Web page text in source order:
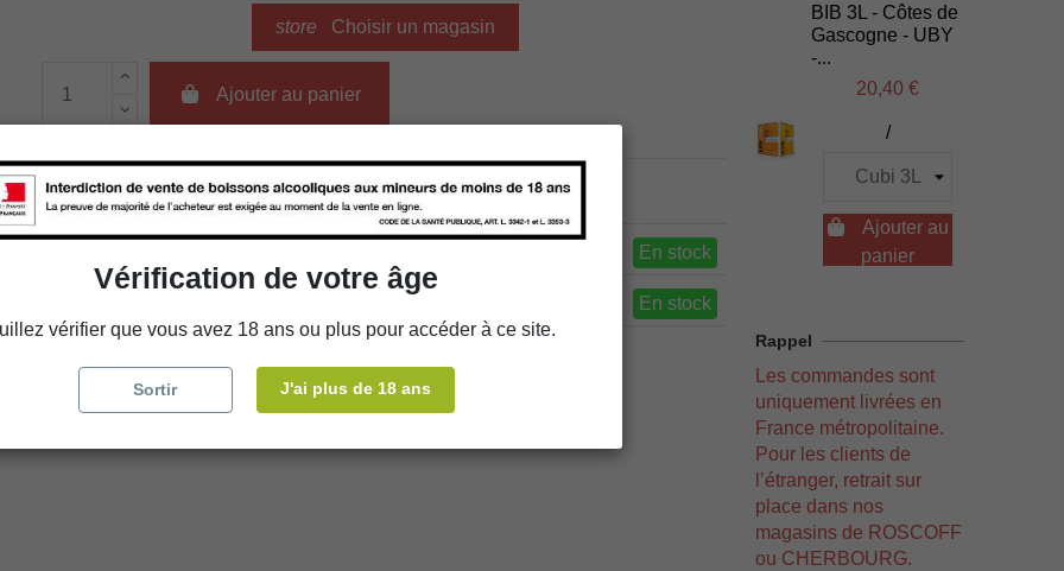
store Choisir un magasin
Ajouter au panier
Disponibilité en magasin
En stock
En stock
BIB 3L - Côtes de
Gascogne - UBY
-...
20,40 €
/
Ajouter au
panier
Rappel
Les commandes sont
uniquement livrées en
France métropolitaine.
Pour les clients de
l’étranger, retrait sur
place dans nos
magasins de ROSCOFF
ou CHERBOURG.
Vérification de votre âge
vérifier que vous avez 18 ans ou plus pour accéder à ce site.
Sortir J'ai plus de 18 ans